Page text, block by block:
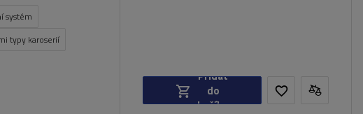
systém
typy karoserií
Přidat
do
košíku